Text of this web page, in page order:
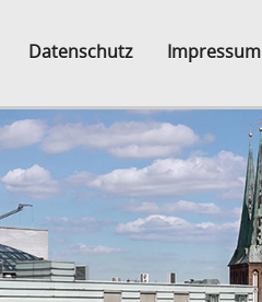
Datenschutz Impressum